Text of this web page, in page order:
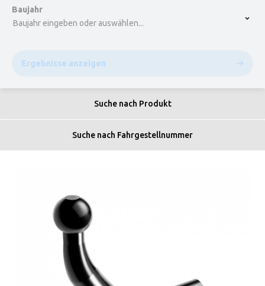
Baujahr
Baujahr eingeben oder auswählen...
Ergebnisse anzeigen
Suche nach Produkt
Suche nach Fahrgestellnummer